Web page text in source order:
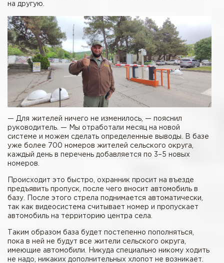
на другую.
— Для жителей ничего не изменилось, — пояснил
руководитель. — Мы отработали месяц на новой
системе и можем сделать определенные выводы. В базе
уже более 700 номеров жителей сельского округа,
каждый день в перечень добавляется по 3–5 новых
номеров.
Происходит это быстро, охранник просит на въезде
предъявить пропуск, после чего вносит автомобиль в
базу. После этого стрела поднимается автоматически,
так как видеосистема считывает номер и пропускает
автомобиль на территорию центра села.
Таким образом база будет постепенно пополняться,
пока в ней не будут все жители сельского округа,
имеющие автомобили. Никуда специально никому ходить
не надо, никаких дополнительных хлопот не возникает.